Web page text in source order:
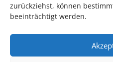
zurückziehst, können
beeinträchtigt werden.